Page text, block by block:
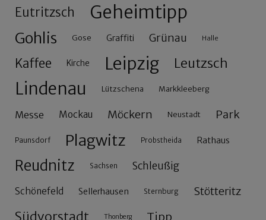
Eutritzsch Geheimtipp
Gohlis Gose Graffiti Grünau Halle
Kaffee Kirche Leipzig Leutzsch
Lindenau Lützschena Markkleeberg
Messe Mockau Möckern Neustadt Park
Paunsdorf Plagwitz Probstheida Rathaus
Reudnitz Sachsen Schleußig
Schönefeld Sellerhausen Sternburg Stötteritz
Südvorstadt Thonberg Tipp